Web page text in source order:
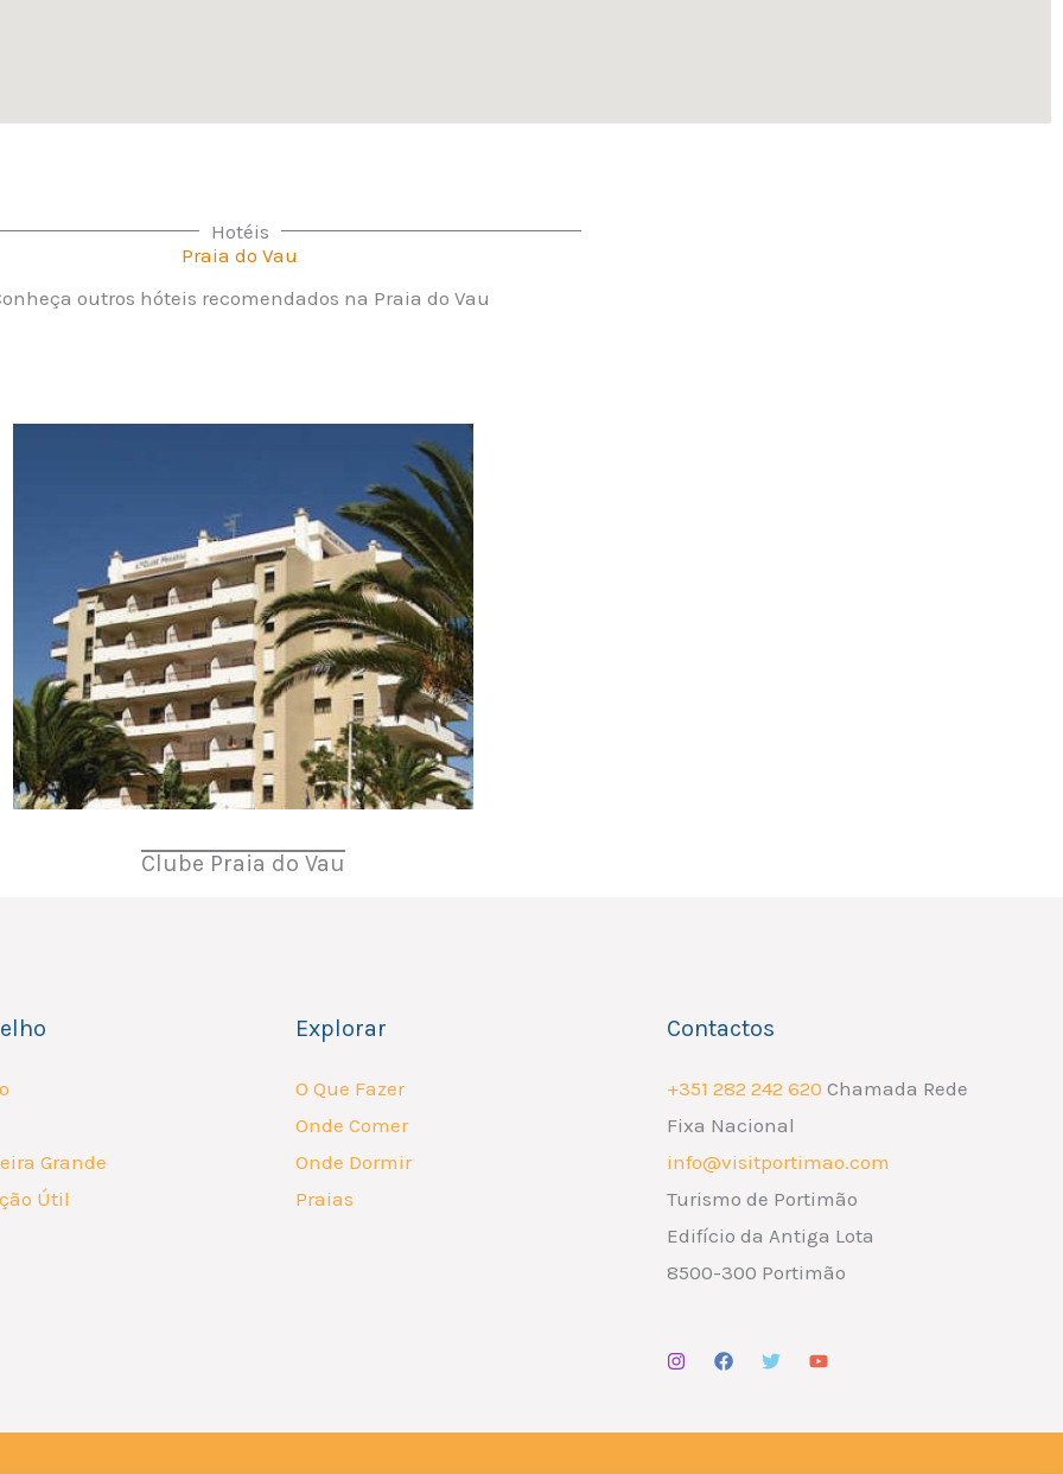
Hotéis
Praia do Vau
outros hóteis recomendados na Praia do Vau
Clube Praia do Vau
Grande
Útil
Explorar
O Que Fazer
Onde Comer
Onde Dormir
Praias
Contactos
+351 282 242 620 Chamada Rede
Fixa Nacional
info@visitportimao.com
Turismo de Portimão
Edifício da Antiga Lota
8500-300 Portimão